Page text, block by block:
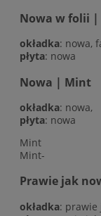
Nowa w folii
okładka: nowa,
płyta: nowa
Nowa | Mint
okładka: nowa,
płyta: nowa
Mint
Mint-
Prawie jak
okładka: prawie